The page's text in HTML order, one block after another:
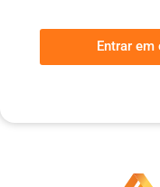
Entrar